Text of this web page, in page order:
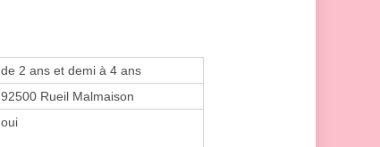
de 2 ans et demi à 4 ans
92500 Rueil Malmaison
oui